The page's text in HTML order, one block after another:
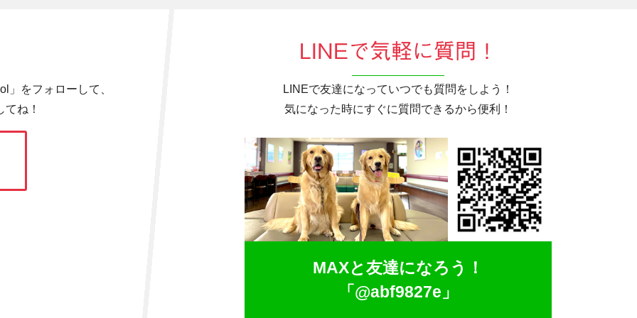
をフォローして、
ね！
LINEで気軽に質問！
LINEで友達になっていつでも質問をしよう！
気になった時にすぐに質問できるから便利！
MAXと友達になろう！
「@abf9827e」